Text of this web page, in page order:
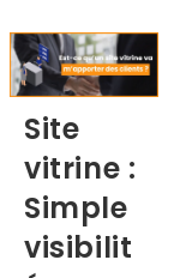
Site
vitrine :
Simple
visibilit